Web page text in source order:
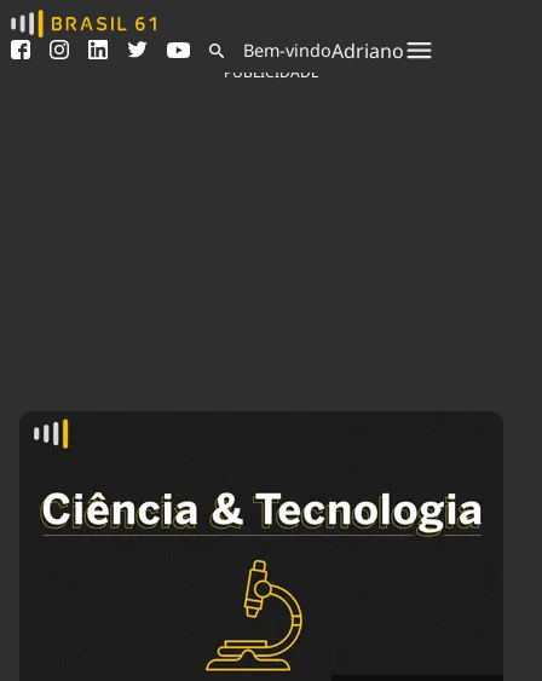
Ver todas as notícias
Podcasts
Indicadores
Agronegócios
Brasil Mineral
Ciência &
Tecnologia
Economia
Educação
Infraestrutura
Internacional
Política
Saúde
Bem-vindoAdriano
PUBLICIDADE